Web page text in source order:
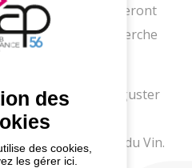
Group, ils nous parleront
d'avenir et recherche
l'occasion de déguster
nouveau
David de Au nom du Vin.
des
des cookies,
les gérer ici.